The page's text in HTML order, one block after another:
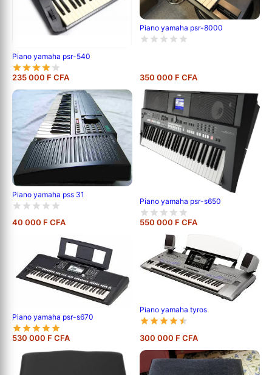
Piano yamaha psr-540
235 000 F CFA
Piano yamaha psr-8000
350 000 F CFA
Piano yamaha pss 31
40 000 F CFA
Piano yamaha psr-s650
550 000 F CFA
Piano yamaha psr-s670
530 000 F CFA
Piano yamaha tyros
300 000 F CFA